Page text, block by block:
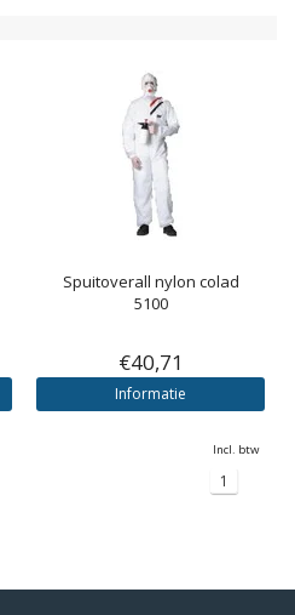
Spuitoverall nylon colad
5100
€40,71
Informatie
Incl. btw
1